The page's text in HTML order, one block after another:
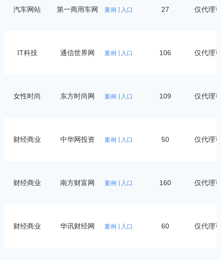
汽车网站 第一商用车网 案例 入口 27 仅代理
IT科技 通信世界网 案例 入口 106 仅代理
女性时尚 东方时尚网 案例 入口 109 仅代理
财经商业 中华网投资 案例 入口 50 仅代理
财经商业 南方财富网 案例 入口 160 仅代理
财经商业 华讯财经网 案例 入口 60 仅代理